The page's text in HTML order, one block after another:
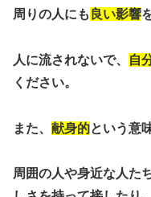
周りの人にも 良い影響
人に流されないで、 自
ください。
また、 献身的という意
周囲の人や身近な人た